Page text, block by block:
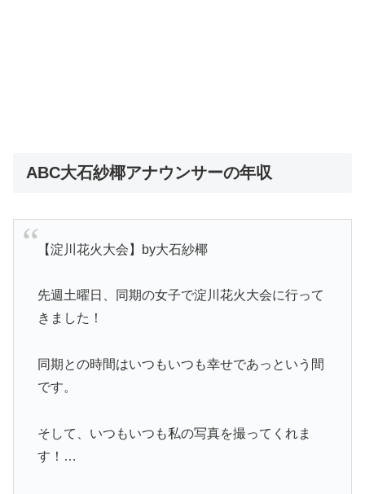
ABC大石紗椰アナウンサーの年収
【淀川花火大会】by大石紗椰
先週土曜日、同期の女子で淀川花火大会に行って
きました！
同期との時間はいつもいつも幸せであっという間
です。
そして、いつもいつも私の写真を撮ってくれま
す！…